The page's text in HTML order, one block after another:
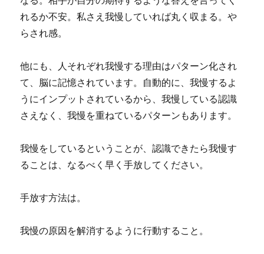
れるか不安。私さえ我慢していれば丸く収まる。や
らされ感。
他にも、人それぞれ我慢する理由はパターン化され
て、脳に記憶されています。自動的に、我慢するよ
うにインプットされているから、我慢している認識
さえなく、我慢を重ねているパターンもあります。
我慢をしているということが、認識できたら我慢す
ることは、なるべく早く手放してください。
手放す方法は。
我慢の原因を解消するように行動すること。